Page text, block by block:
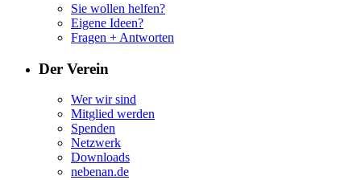
Sie wollen helfen?
Eigene Ideen?
Fragen + Antworten
Der Verein
Wer wir sind
Mitglied werden
Spenden
Netzwerk
Downloads
nebenan.de